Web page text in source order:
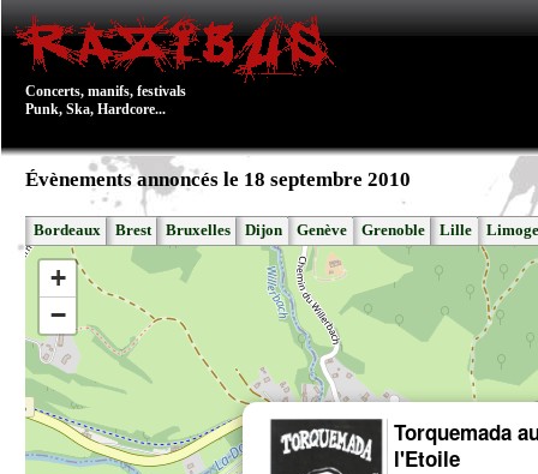
Concerts, manifs, festivals
Punk, Ska, Hardcore...
Évènements annoncés le 18 septembre 2010
Bordeaux Brest Bruxelles Dijon Genève Grenoble Lille
Torquemada
l'Etoile
+
−